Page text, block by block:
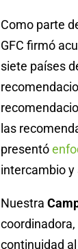
Como parte
GFC firmó
siete países
las
presentó
intercambio y
Nuestra
continuidad